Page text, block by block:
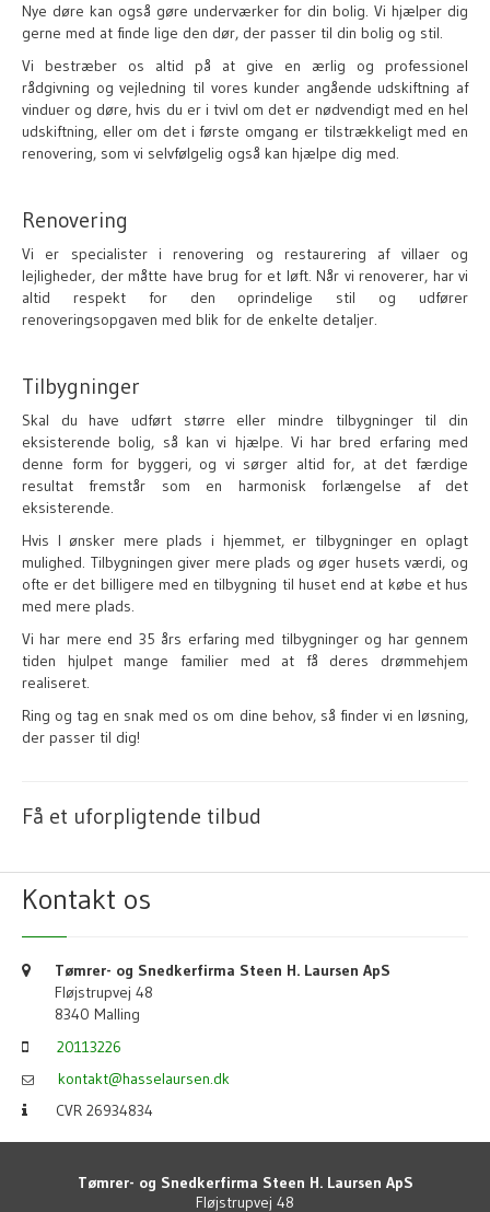
Nye døre kan også gøre underværker for din bolig. Vi hjælper dig
gerne med at finde lige den dør, der passer til din bolig og stil.
Vi bestræber os altid på at give en ærlig og professionel
rådgivning og vejledning til vores kunder angående udskiftning af
vinduer og døre, hvis du er i tvivl om det er nødvendigt med en hel
udskiftning, eller om det i første omgang er tilstrækkeligt med en
renovering, som vi selvfølgelig også kan hjælpe dig med.
Renovering
Vi er specialister i renovering og restaurering af villaer og
lejligheder, der måtte have brug for et løft. Når vi renoverer, har vi
altid respekt for den oprindelige stil og udfører
renoveringsopgaven med blik for de enkelte detaljer.
Tilbygninger
Skal du have udført større eller mindre tilbygninger til din
eksisterende bolig, så kan vi hjælpe. Vi har bred erfaring med
denne form for byggeri, og vi sørger altid for, at det færdige
resultat fremstår som en harmonisk forlængelse af det
eksisterende.
Hvis I ønsker mere plads i hjemmet, er tilbygninger en oplagt
mulighed. Tilbygningen giver mere plads og øger husets værdi, og
ofte er det billigere med en tilbygning til huset end at købe et hus
med mere plads.
Vi har mere end 35 års erfaring med tilbygninger og har gennem
tiden hjulpet mange familier med at få deres drømmehjem
realiseret.
Ring og tag en snak med os om dine behov, så finder vi en løsning,
der passer til dig!
Få et uforpligtende tilbud
Kontakt os
Tømrer- og Snedkerfirma Steen H. Laursen ApS
Fløjstrupvej 48
8340 Malling
20113226
kontakt@hasselaursen.dk
CVR 26934834
Tømrer- og Snedkerfirma Steen H. Laursen ApS
Fløjstrupvej 48